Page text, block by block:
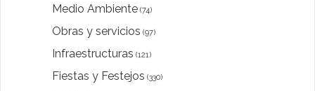
Medio Ambiente (74)
Obras y servicios (97)
Infraestructuras (121)
Fiestas y Festejos (330)